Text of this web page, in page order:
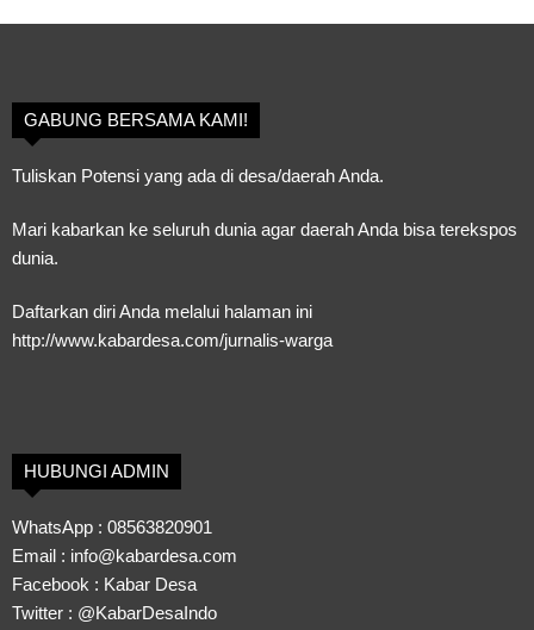
GABUNG BERSAMA KAMI!
Tuliskan Potensi yang ada di desa/daerah Anda.
Mari kabarkan ke seluruh dunia agar daerah Anda bisa terekspos
dunia.
Daftarkan diri Anda melalui halaman ini
http://www.kabardesa.com/jurnalis-warga
HUBUNGI ADMIN
WhatsApp : 08563820901
Email : info@kabardesa.com
Facebook : Kabar Desa
Twitter : @KabarDesaIndo